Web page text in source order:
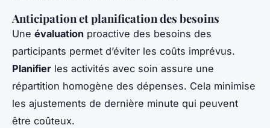
Anticipation et planification des besoins
Une évaluation proactive des besoins des
participants permet d’éviter les coûts imprévus.
Planifier les activités avec soin assure une
répartition homogène des dépenses. Cela minimise
les ajustements de dernière minute qui peuvent
être coûteux.